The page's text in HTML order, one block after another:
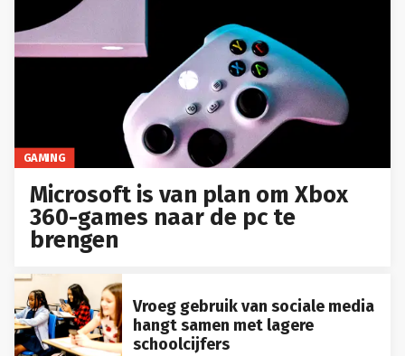
GAMING
Microsoft is van plan om Xbox
360-games naar de pc te
brengen
Vroeg gebruik van sociale media
hangt samen met lagere
schoolcijfers